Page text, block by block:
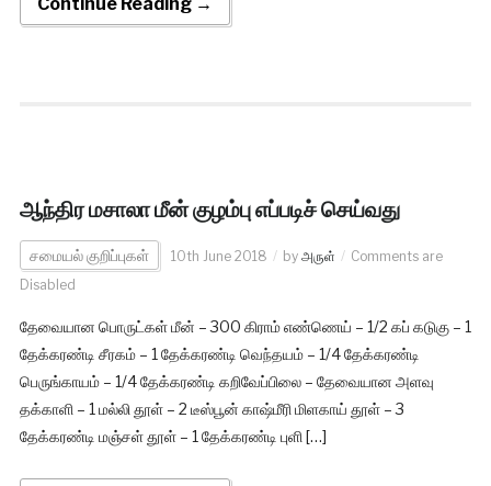
ஆந்திர மசாலா மீன் குழம்பு எப்படிச் செய்வது
சமையல் குறிப்புகள் 10th June 2018 by அருள்
Comments are
Disabled
தேவையான பொருட்கள் மீன் – 300 கிராம் எண்ணெய் – 1/2 கப் கடுகு – 1
தேக்கரண்டி சீரகம் – 1 தேக்கரண்டி வெந்தயம் – 1/4 தேக்கரண்டி
பெருங்காயம் – 1/4 தேக்கரண்டி கறிவேப்பிலை – தேவையான அளவு
தக்காளி – 1 மல்லி தூள் – 2 டீஸ்பூன் காஷ்மீரி மிளகாய் தூள் – 3
தேக்கரண்டி மஞ்சள் தூள் – 1 தேக்கரண்டி புளி […]